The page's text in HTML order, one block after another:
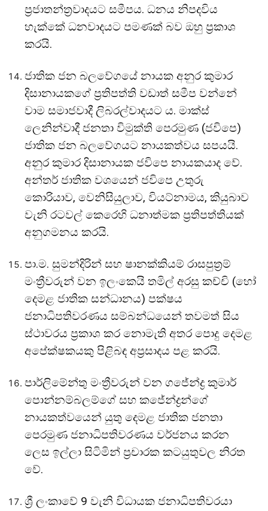
ප්‍රජාතන්ත්‍රවාදයට සමීපය. ධනය නිපදවිය
හැක්කේ ධනවාදයට පමණක් බව ඔහු ප්‍රකාශ
කරයි.
ජාතික ජන බලවේගයේ නායක අනුර කුමාර
දිසානායකගේ ප්‍රතිපත්ති වඩාත් සමීප වන්නේ
වාම සමාජවාදී ලිබරල්වාදයට ය. මාක්ස්
ලෙනින්වාදී ජනතා විමුක්ති පෙරමුණ (ජවිපෙ)
ජාතික ජන බලවේගයට නායකත්වය සපයයි.
අනුර කුමාර දිසානායක ජවිපෙ නායකයාද වේ.
අන්තර් ජාතික වශයෙන් ජවිපෙ උතුරු
කොරියාව, වෙනිසියුලාව, වියට්නාමය, කියුබාව
වැනි රටවල් කෙරෙහි ධනාත්මක ප්‍රතිපත්තියක්
අනුගමනය කරයි.
පා.ම. සුමන්දිරින් සහ ෂානක්කියම් රාසපුත්‍රම්
මංත්‍රීවරුන් වන ඉලංකෙයි තමිල් අරසු කච්චි (හෝ
දෙමළ ජාතික සන්ධානය) පක්ෂය
ජනාධිපතිවරණය සම්බන්ධයෙන් තවමත් සිය
ස්ථාවරය ප්‍රකාශ කර නොමැති අතර පොදු දෙමළ
අපේක්ෂකයකු පිළිබඳ අප්‍රසාදය පළ කරයි.
පාර්ලිමේන්තු මංත්‍රීවරුන් වන ගජේන්ද්‍ර කුමාර්
පොන්නම්බලම්ගේ සහ කජේන්ද්‍රන්ගේ
නායකත්වයෙන් යුතු දෙමළ ජාතික ජනතා
පෙරමුණ ජනාධිපතිවරණය වර්ජනය කරන
ලෙස ඉල්ලා සිටිමින් ප්‍රචාරක කටයුතුවල නිරත
වේ.
ශ්‍රී ලංකාවේ 9 වැනි විධායක ජනාධිපතිවරයා